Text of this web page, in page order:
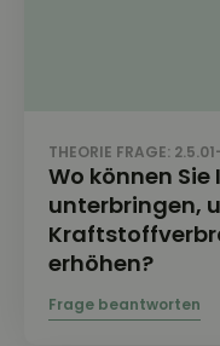
THEORIE FRAGE:
Wo können Sie
unterbringen,
erhöhen?